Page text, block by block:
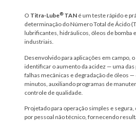
O Titra-Lube® TAN é um teste rápido e
determinação do Número Total de Ácido
lubrificantes, hidráulicos, óleos de bomba
industriais.
Desenvolvido para aplicações em campo,
identificar o aumento da acidez — uma das
falhas mecânicas e degradação de óleos
minutos, auxiliando programas de
controle de qualidade.
Projetado para operação simples e
por pessoal não técnico, fornecendo